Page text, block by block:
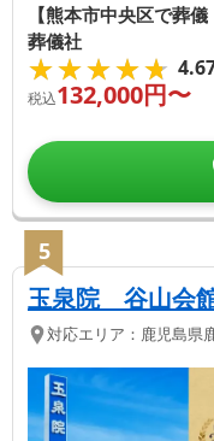
【熊本市中央区で葬
葬儀社
★★★★★
★★★★★
税込132,000円〜
5
玉泉院 谷山会
対応エリア： 鹿児島県